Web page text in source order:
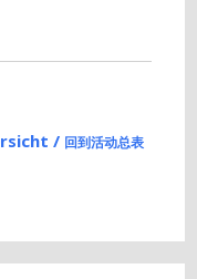
/ 回到活动总表